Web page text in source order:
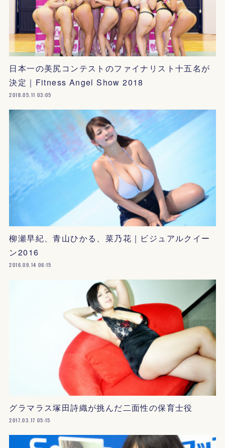
日本一の美尻コンテストのファイナリスト十五名が
決定｜Fitness Angel Show 2018
2018.05.11 03:05
柳瀬早紀、青山ひかる、菜乃花｜ビジュアルクイー
ン2016
2016.09.14 06:15
グラマラス塚田詩織が挑んだ二面性の保育士役
2017.03.17 05:15